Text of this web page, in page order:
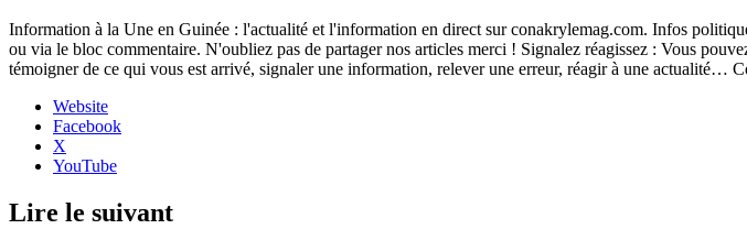
Information à la Une en Guinée : l'actualité et l'information en direct sur conakrylemag.com. Infos
ou via le bloc commentaire. N'oubliez pas de partager nos articles merci ! Signalez réagissez : Vous
témoigner de ce qui vous est arrivé, signaler une information, relever une erreur, réagir à une actualité…
Website
Facebook
X
YouTube
Lire le suivant